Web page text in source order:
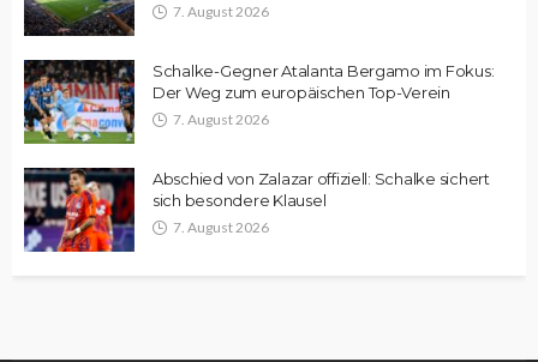
7. August 2026
Schalke-Gegner Atalanta Bergamo im Fokus:
Der Weg zum europäischen Top-Verein
7. August 2026
Abschied von Zalazar offiziell: Schalke sichert
sich besondere Klausel
7. August 2026